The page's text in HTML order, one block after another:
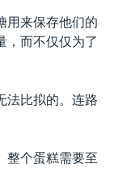
用来保存他们的
，而不仅仅为了
法比拟的。连路
整个蛋糕需要至